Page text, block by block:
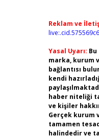
Reklam ve
Yasal Uyarı:
marka, kurum
bağlantısı
kendi
haber niteliği
ve kişiler
Gerçek kurum
tamamen
halindedir ve